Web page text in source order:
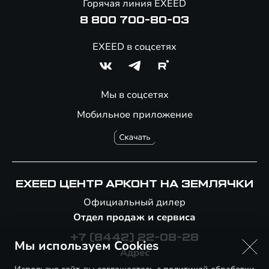
Мобильное приложение
Горячая линия EXEED
8 800 700-80-03
EXEED в соцсетях
Мы в соцсетях
EXEED ЦЕНТР АРКОНТ НА ЗЕМЛЯЧКИ
Официальный дилер
Отдел продаж и сервиса
+7 (8442) 22-08-28
Адрес
Мы используем Cookies